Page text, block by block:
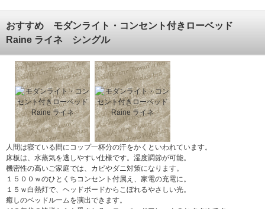
おすすめ モダンライト・コンセント付きローベッド
Raine ライネ シングル
人間は寝ている間にコップ一杯分の汗をかくといわれています。
床板は、水蒸気を逃しやすい仕様です。湿度調節が可能。
機密性の高いご家庭では、カビやダニ対策になります。
１５００ｗのひとくちコンセント付属え、家電の充電に。
１５ｗ白熱灯で、ヘッドボードからこぼれるやさしい光。
癒しのベッドルームを演出できます。